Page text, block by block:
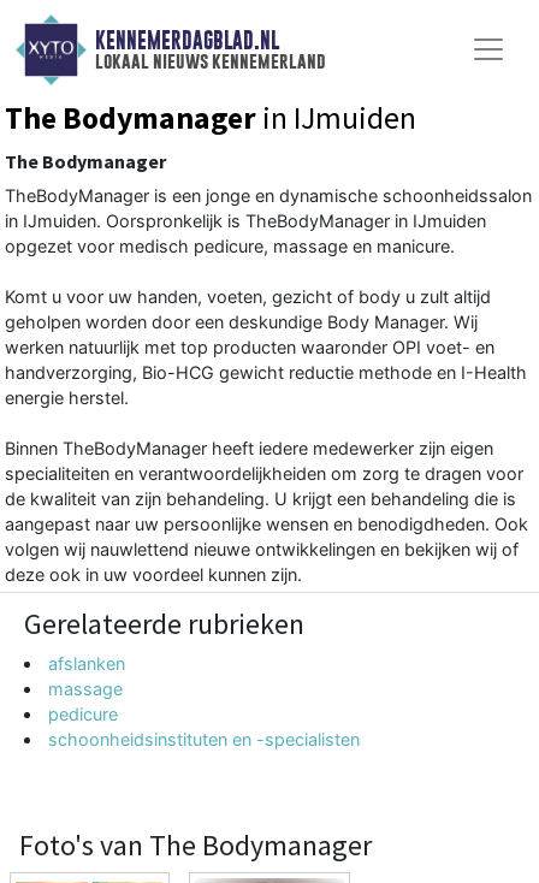
KENNEMERDAGBLAD.NL
lokaal nieuws kennemerland
The Bodymanager in IJmuiden
The Bodymanager
TheBodyManager is een jonge en dynamische schoonheidssalon
in IJmuiden. Oorspronkelijk is TheBodyManager in IJmuiden
opgezet voor medisch pedicure, massage en manicure.
Komt u voor uw handen, voeten, gezicht of body u zult altijd
geholpen worden door een deskundige Body Manager. Wij
werken natuurlijk met top producten waaronder OPI voet- en
handverzorging, Bio-HCG gewicht reductie methode en I-Health
energie herstel.
Binnen TheBodyManager heeft iedere medewerker zijn eigen
specialiteiten en verantwoordelijkheiden om zorg te dragen voor
de kwaliteit van zijn behandeling. U krijgt een behandeling die is
aangepast naar uw persoonlijke wensen en benodigdheden. Ook
volgen wij nauwlettend nieuwe ontwikkelingen en bekijken wij of
deze ook in uw voordeel kunnen zijn.
Gerelateerde rubrieken
afslanken
massage
pedicure
schoonheidsinstituten en -specialisten
Foto's van The Bodymanager